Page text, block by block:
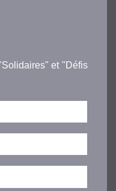
et "Défis